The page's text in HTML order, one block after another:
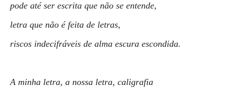
pode até ser escrita que não se entende,
letra que não é feita de letras,
riscos indecifráveis de alma escura escondida.
A minha letra, a nossa letra, caligrafia